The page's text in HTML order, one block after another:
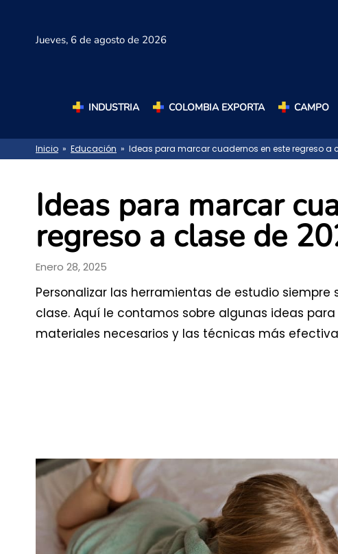
Jueves, 6 de agosto de 2026
INDUSTRIA COLOMBIA EXPORTA CAMPO
Inicio » Educación » Ideas para marcar cuadernos en este regreso a
Ideas para marcar
regreso a clase de
Enero 28, 2025
Personalizar las herramientas de estudio
clase. Aquí le contamos sobre algunas ideas
materiales necesarios y las técnicas más